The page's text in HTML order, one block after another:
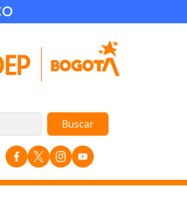
principal